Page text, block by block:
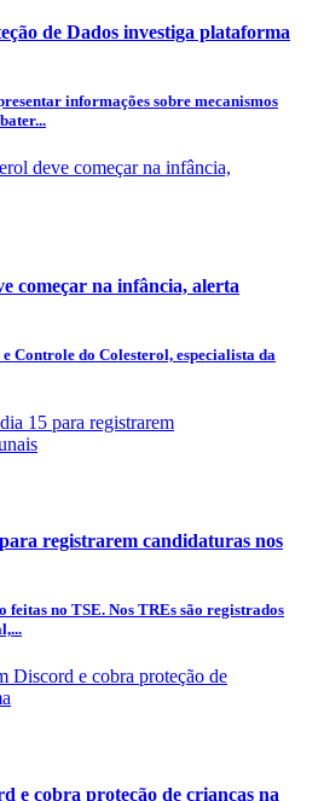
de Dados investiga plataforma
informações sobre mecanismos
começar na infância, alerta
Controle do Colesterol, especialista da
registrarem candidaturas nos
feitas no TSE. Nos TREs são registrados
e cobra proteção de crianças na